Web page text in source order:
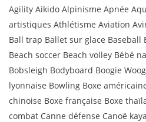
Agility Aikido Alpinisme Apnée
artistiques Athlétisme Aviation
Ball trap Ballet sur glace Baseball
Beach soccer Beach volley Bébé
Bobsleigh Bodyboard Boogie
lyonnaise Bowling Boxe
chinoise Boxe française Boxe
combat Canne défense Canoë